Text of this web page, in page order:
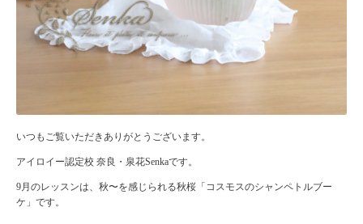
いつもご覧いただきありがとうございます。
アイロイー認定校 奈良・泉花Senkaです。
9月のレッスンは、秋〜を感じられる秋桜「コスモスのシャンペトルブー
ケ」です。